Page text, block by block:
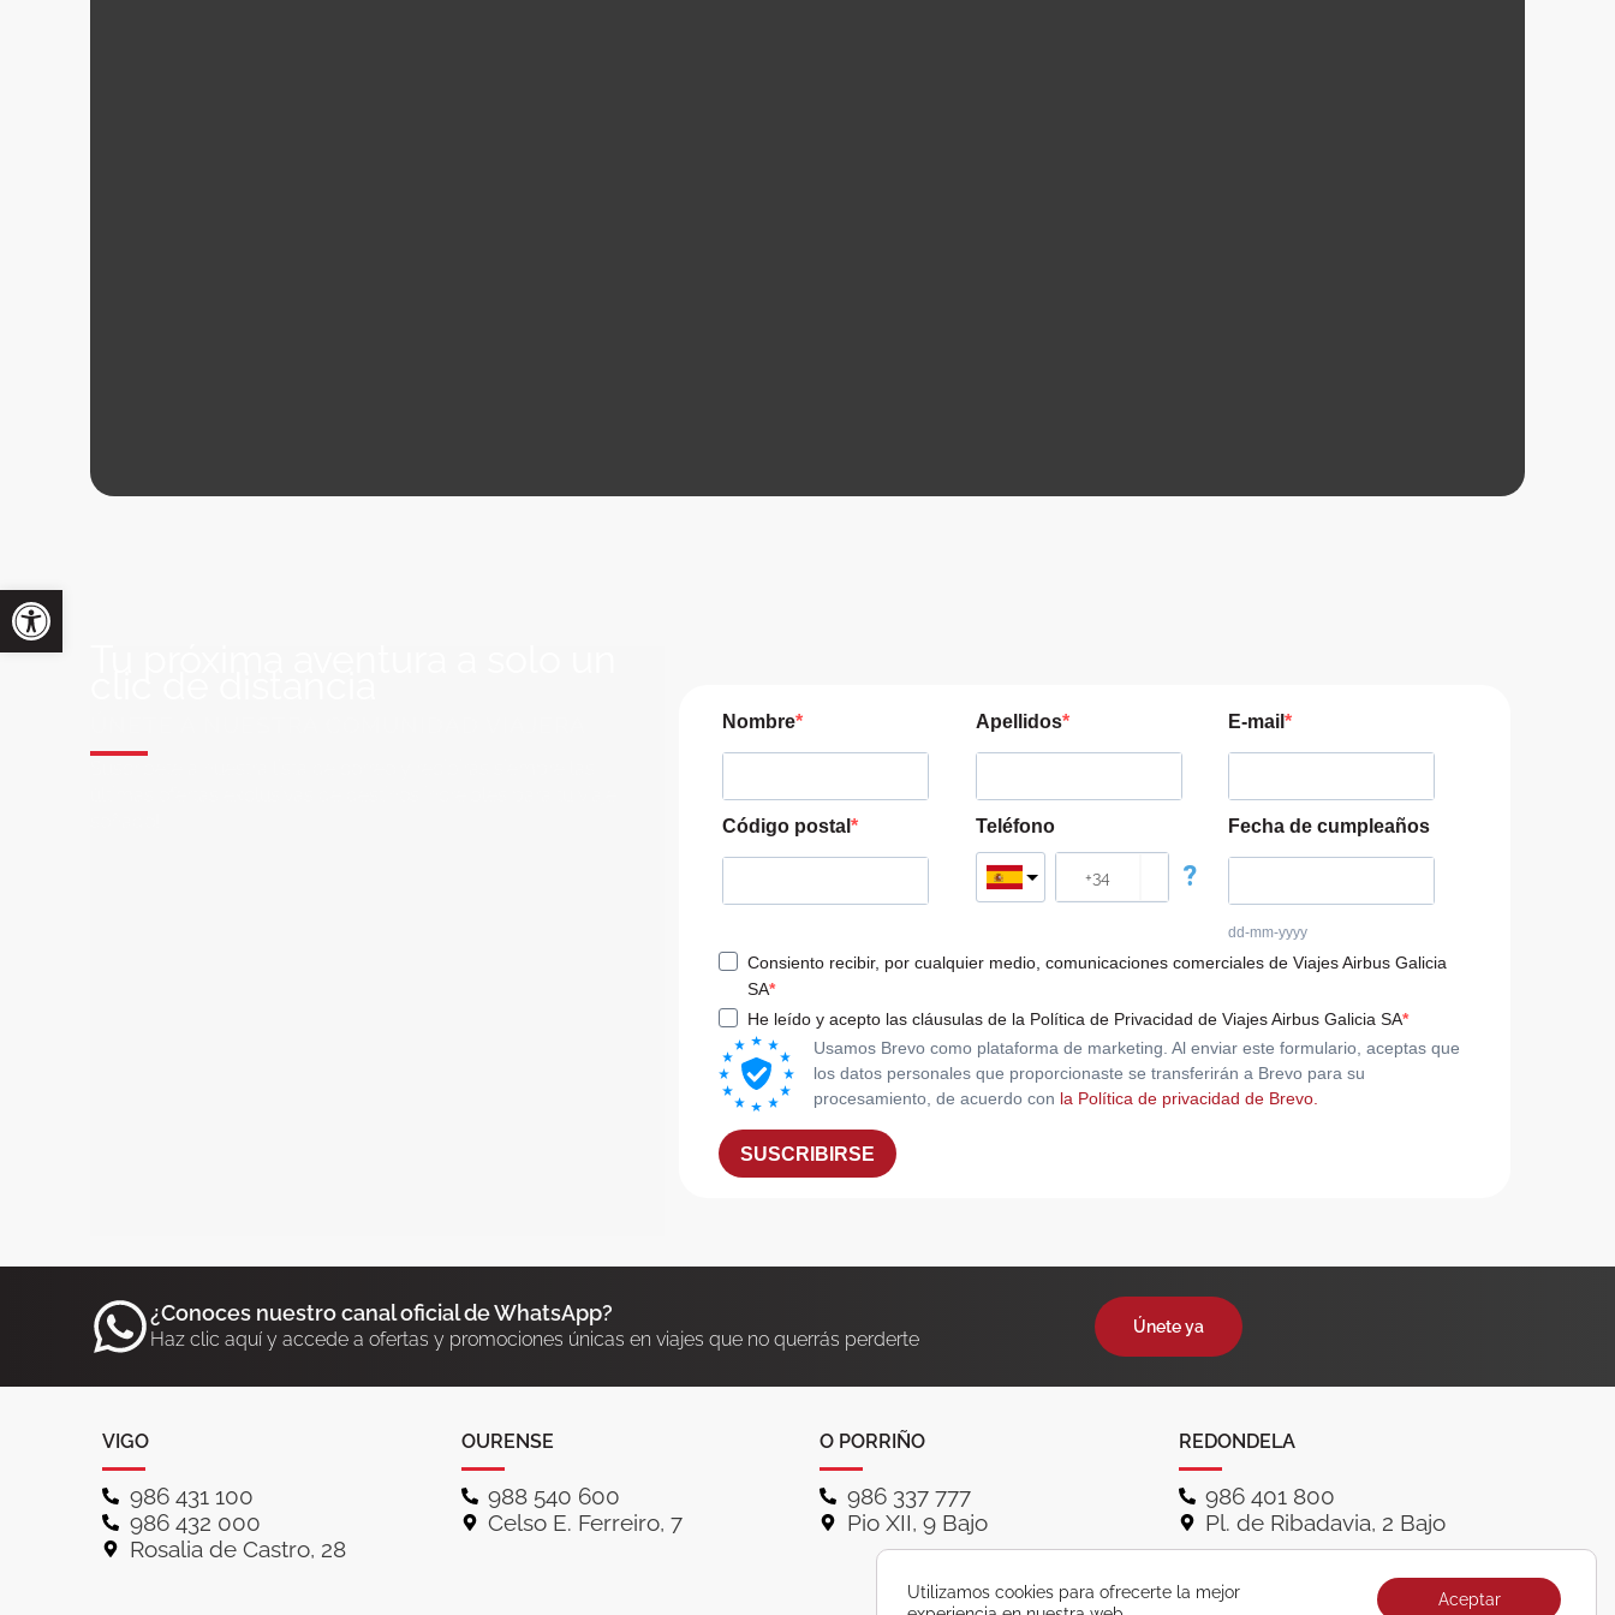
Nombre Apellidos E-mail
Código postal Teléfono
?
Fecha de cumpleaños
dd-mm-yyyy
Consiento recibir, por cualquier medio, comunicaciones comerciales de Viajes Airbus Galicia
SA
He leído y acepto las cláusulas de la Política de Privacidad de Viajes Airbus Galicia SA
Usamos Brevo como plataforma de marketing. Al enviar este formulario, aceptas que
los datos personales que proporcionaste se transferirán a Brevo para su
procesamiento, de acuerdo con la Política de privacidad de Brevo.
SUSCRIBIRSE
¿Conoces nuestro canal oficial de WhatsApp?
Haz clic aquí y accede a ofertas y promociones únicas en viajes que no querrás perderte
Únete ya
VIGO
986 431 100
986 432 000
Rosalia de Castro, 28
OURENSE
988 540 600
Celso E. Ferreiro, 7
O PORRIÑO
986 337 777
Pio XII, 9 Bajo
REDONDELA
986 401 800
Pl. de Ribadavia, 2 Bajo
Utilizamos cookies para ofrecerte la mejor
Aceptar